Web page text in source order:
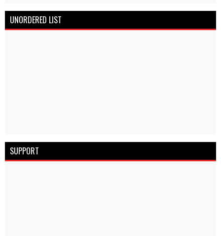
UNORDERED LIST
SUPPORT